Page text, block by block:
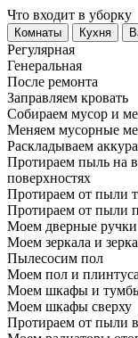
Что входит в уборку
Регу­лярная
Гене­ральная
После ремонта
Заправляем кровать
Собираем мусор и
Меняем мусорные
Раскладываем
Протираем пыль на
поверхностях
Протираем от пыли
Протираем от пыли
Моем дверные ручки
Моем зеркала и
Пылесосим пол
Моем пол и плинтуса
Моем шкафы и тумбы
Моем шкафы сверху
Протираем от пыли